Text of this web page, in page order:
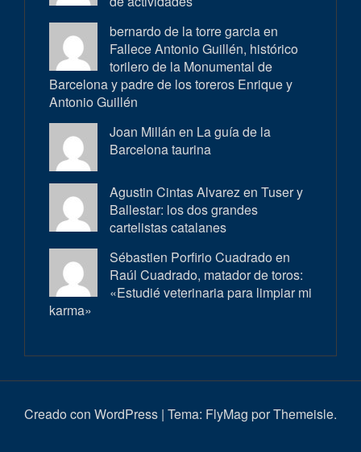
bernardo de la torre garcia en
Fallece Antonio Guillén, histórico
torilero de la Monumental de
Barcelona y padre de los toreros Enrique y
Antonio Guillén
Joan Millán en La guía de la
Barcelona taurina
Agustin Cintas Alvarez en Tuser y
Ballestar: los dos grandes
cartelistas catalanes
Sébastien Porfirio Cuadrado en
Raúl Cuadrado, matador de toros:
«Estudié veterinaria para limpiar mi
karma»
Creado con WordPress | Tema: FlyMag por Themeisle.